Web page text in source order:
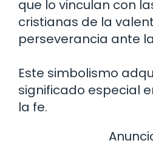
que lo vinculan con
cristianas de la
perseverancia ante
Este simbolismo
significado especial
la fe.